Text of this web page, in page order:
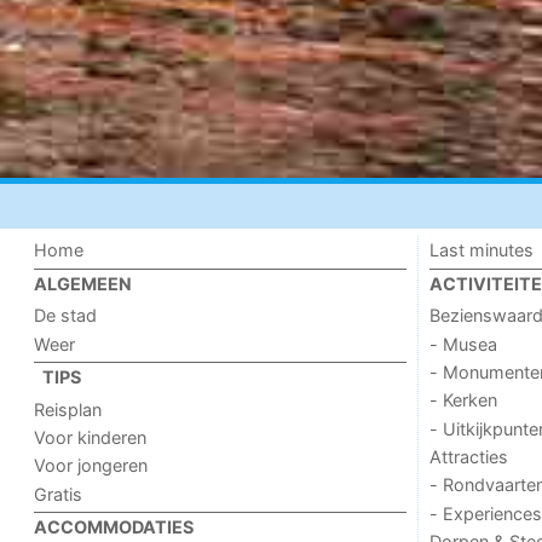
Home
ALGEMEEN
De stad
Weer
TIPS
Reisplan
Voor kinderen
Voor jongeren
Gratis
ACCOMMODATIES
Last minutes
- Musea
-
- Kerken
-
Attracties
-
- Experiences